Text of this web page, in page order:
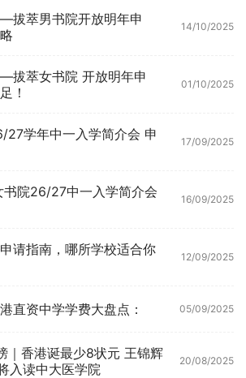
拔萃男书院开放明年申
14/10/2025
拔萃女书院 开放明年申
！
01/10/2025
27学年中一入学简介会 申
17/09/2025
书院26/27中一入学简介会
16/09/2025
请指南，哪所学校适合你
12/09/2025
直资中学学费大盘点： 05/09/2025
｜香港诞最少8状元 王锦辉
入读中大医学院
20/08/2025